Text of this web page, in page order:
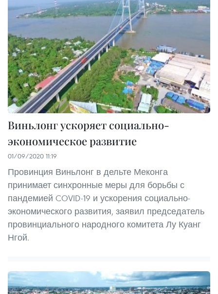
Виньлонг ускоряет социально-
экономическое развитие
01/09/2020 11:19
Провинция Виньлонг в дельте Меконга
принимает синхронные меры для борьбы с
пандемией COVID-19 и ускорения социально-
экономического развития, заявил председатель
провинциального народного комитета Лу Куанг
Нгой.